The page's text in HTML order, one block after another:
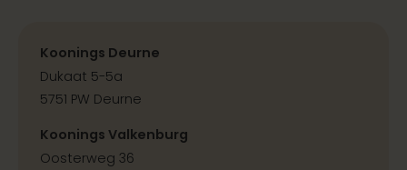
Koonings Deurne
Dukaat 5-5a
5751 PW Deurne
Koonings Valkenburg
Oosterweg 36